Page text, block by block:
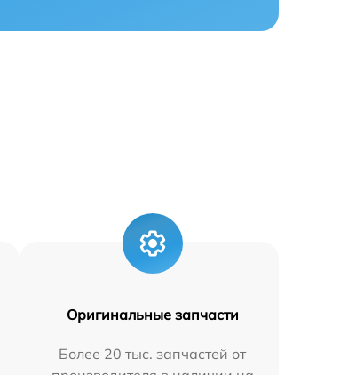
Оригинальные запчасти
Более 20 тыс. запчастей от